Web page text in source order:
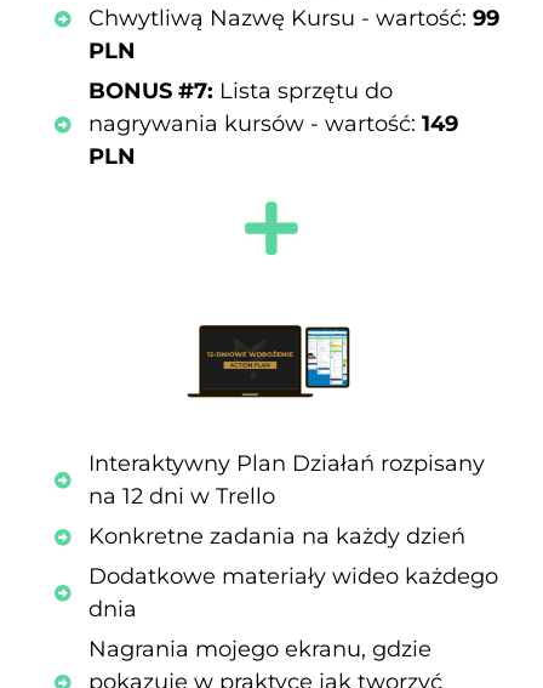
Chwytliwą Nazwę Kursu - wartość: 99
PLN
BONUS #7: Lista sprzętu do
nagrywania kursów - wartość: 149
PLN
Interaktywny Plan Działań rozpisany
na 12 dni w Trello
Konkretne zadania na każdy dzień
Dodatkowe materiały wideo każdego
dnia
Nagrania mojego ekranu, gdzie
pokazuję w praktyce jak tworzyć